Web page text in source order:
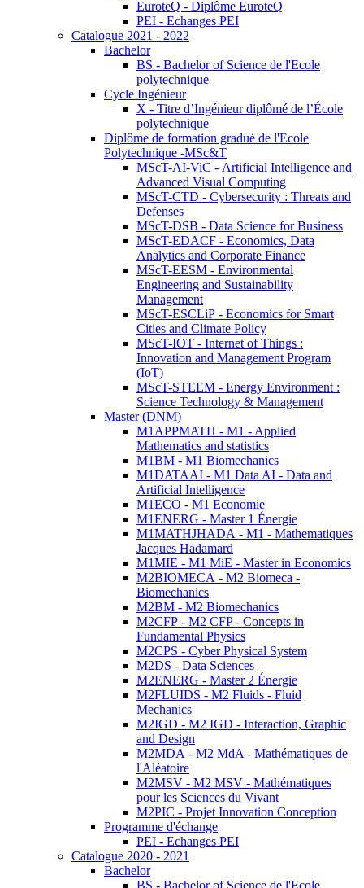
EuroteQ - Diplôme EuroteQ
PEI - Echanges PEI
Catalogue 2021 - 2022
Bachelor
BS - Bachelor of Science de l'Ecole
polytechnique
Cycle Ingénieur
X - Titre d’Ingénieur diplômé de l’École
polytechnique
Diplôme de formation gradué de l'Ecole
Polytechnique -MSc&T
MScT-AI-ViC - Artificial Intelligence and
Advanced Visual Computing
MScT-CTD - Cybersecurity : Threats and
Defenses
MScT-DSB - Data Science for Business
MScT-EDACF - Economics, Data
Analytics and Corporate Finance
MScT-EESM - Environmental
Engineering and Sustainability
Management
MScT-ESCLiP - Economics for Smart
Cities and Climate Policy
MScT-IOT - Internet of Things :
Innovation and Management Program
(IoT)
MScT-STEEM - Energy Environment :
Science Technology & Management
Master (DNM)
M1APPMATH - M1 - Applied
Mathematics and statistics
M1BM - M1 Biomechanics
M1DATAAI - M1 Data AI - Data and
Artificial Intelligence
M1ECO - M1 Economie
M1ENERG - Master 1 Énergie
M1MATHJHADA - M1 - Mathematiques
Jacques Hadamard
M1MIE - M1 MiE - Master in Economics
M2BIOMECA - M2 Biomeca -
Biomechanics
M2BM - M2 Biomechanics
M2CFP - M2 CFP - Concepts in
Fundamental Physics
M2CPS - Cyber Physical System
M2DS - Data Sciences
M2ENERG - Master 2 Énergie
M2FLUIDS - M2 Fluids - Fluid
Mechanics
M2IGD - M2 IGD - Interaction, Graphic
and Design
M2MDA - M2 MdA - Mathématiques de
l'Aléatoire
M2MSV - M2 MSV - Mathématiques
pour les Sciences du Vivant
M2PIC - Projet Innovation Conception
Programme d'échange
PEI - Echanges PEI
Catalogue 2020 - 2021
Bachelor
BS - Bachelor of Science de l'Ecole